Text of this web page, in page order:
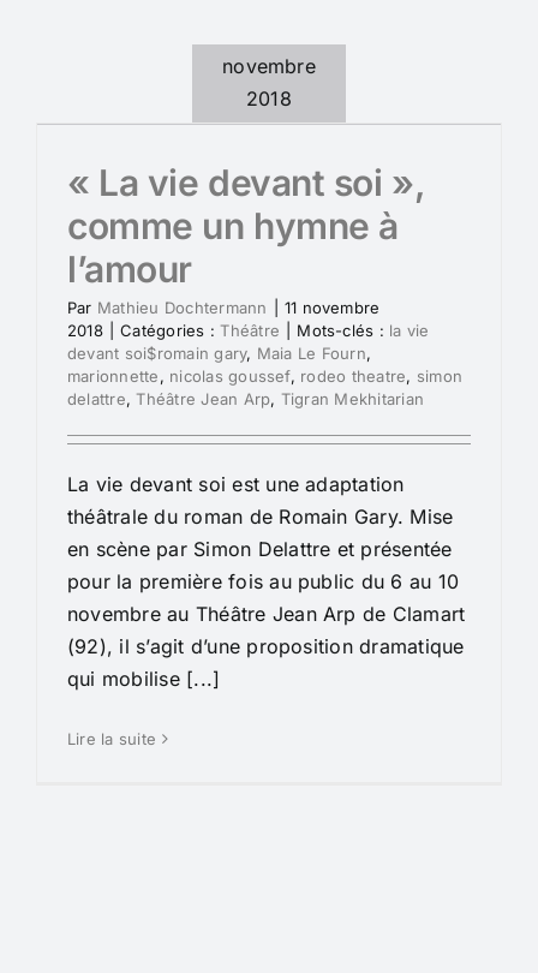
novembre
2018
« La vie devant soi »,
comme un hymne à
l’amour
Par Mathieu Dochtermann
11 novembre
2018
Catégories :Théâtre Mots-clés : la vie
devant soi$romain gary, Maia Le Fourn,
marionnette, nicolas goussef, rodeo theatre, simon
delattre,Théâtre Jean Arp, Tigran Mekhitarian
La vie devant soi est une adaptation
théâtrale du roman de Romain Gary. Mise
en scène par Simon Delattre et présentée
pour la première fois au public du 6 au 10
novembre au Théâtre Jean Arp de Clamart
(92), il s’agit d’une proposition dramatique
qui mobilise [...]
Lire la suite